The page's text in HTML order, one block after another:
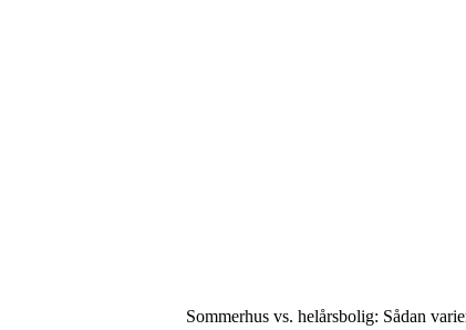
Sommerhus vs. helårsbolig: Sådan